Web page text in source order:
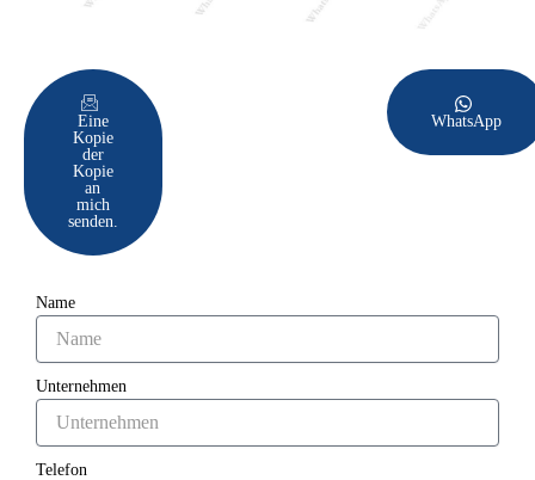
Eine
Kopie
der
Kopie
an
mich
senden.
WhatsApp
Name
Unternehmen
Telefon